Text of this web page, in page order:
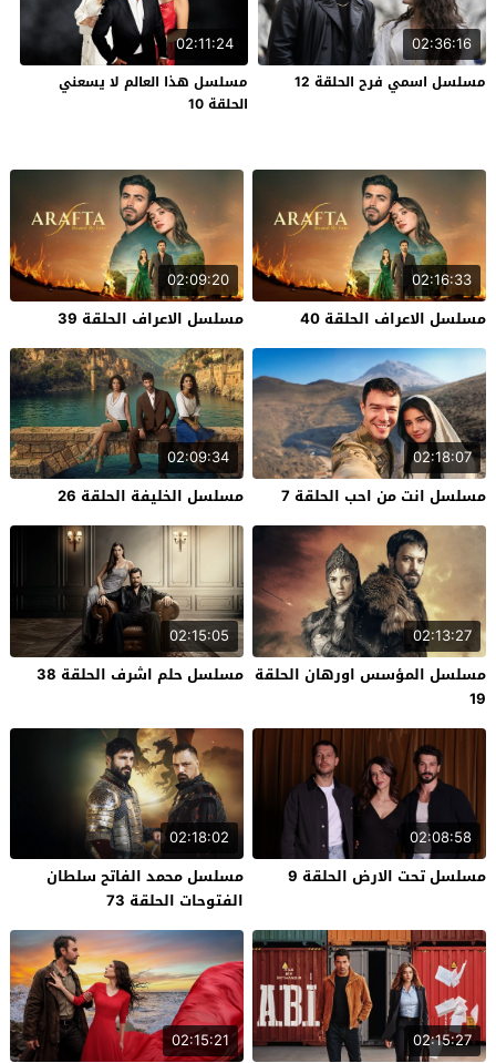
02:36:16
مسلسل اسمي فرح الحلقة 12
02:11:24
مسلسل هذا العالم لا يسعني
الحلقة 10
02:16:33
مسلسل الاعراف الحلقة 40
02:09:20
مسلسل الاعراف الحلقة 39
02:18:07
مسلسل انت من احب الحلقة 7
02:09:34
مسلسل الخليفة الحلقة 26
02:13:27
مسلسل المؤسس اورهان الحلقة
19
02:15:05
مسلسل حلم اشرف الحلقة 38
02:08:58
مسلسل تحت الارض الحلقة 9
02:18:02
مسلسل محمد الفاتح سلطان
الفتوحات الحلقة 73
02:15:27
02:15:21